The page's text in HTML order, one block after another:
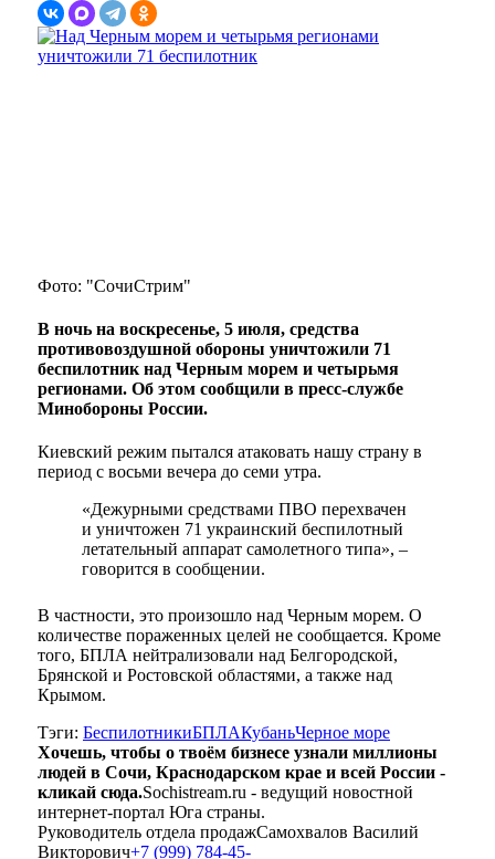
Фото: "СочиСтрим"
В ночь на воскресенье, 5 июля, средства
противовоздушной обороны уничтожили 71
беспилотник над Черным морем и четырьмя
регионами. Об этом сообщили в пресс-службе
Минобороны России.
Киевский режим пытался атаковать нашу страну в
период с восьми вечера до семи утра.
«Дежурными средствами ПВО перехвачен
и уничтожен 71 украинский беспилотный
летательный аппарат самолетного типа», –
говорится в сообщении.
В частности, это произошло над Черным морем. О
количестве пораженных целей не сообщается. Кроме
того, БПЛА нейтрализовали над Белгородской,
Брянской и Ростовской областями, а также над
Крымом.
Тэги: БеспилотникиБПЛАКубаньЧерное море
Хочешь, чтобы о твоём бизнесе узнали миллионы
людей в Сочи, Краснодарском крае и всей России -
кликай сюда.Sochistream.ru - ведущий новостной
интернет-портал Юга страны.
Руководитель отдела продажСамохвалов Василий
Викторович+7 (999) 784-45-